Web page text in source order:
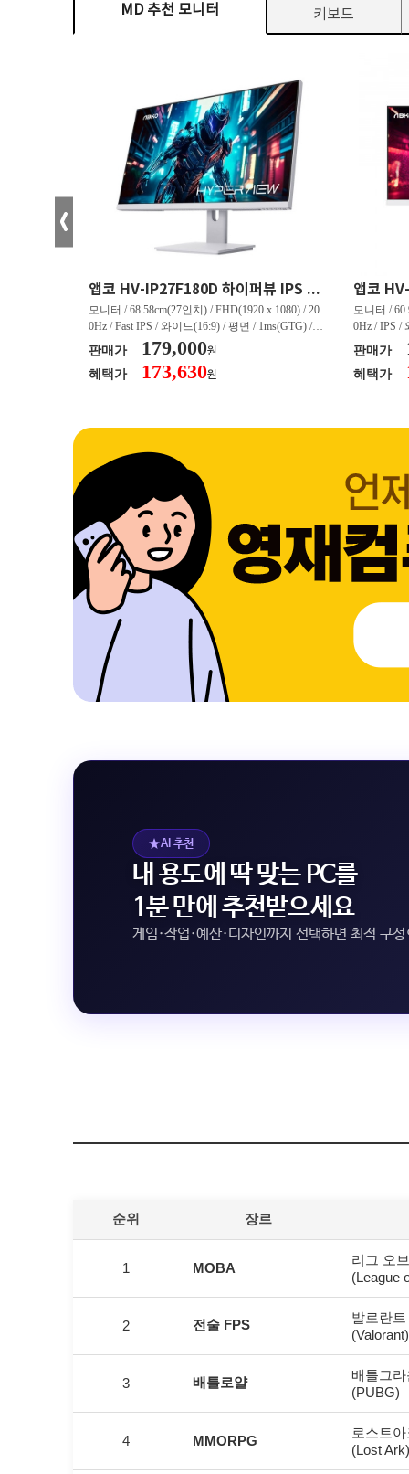
MD 추천 모니터 키보드
앱코 HV-IP27F180D 하이퍼뷰 IPS FHD 200 HDR 무결점
모니터 / 68.58cm(27인치) / FHD(1920 x 1080) / 20
0Hz / Fast IPS / 와이드(16:9) / 평면 / 1ms(GTG) / 3
50nit / 1,000:1 / 헤드폰 아웃 / LED 조명 / 틸트(상
하) / 6kg / [색상영역] / sRGB:128% / Adobe RGB:8
5% / DCI-P3:91% / NTSC:90% / [게임특화] / 조준
판매가 179,000원
혜택가 173,630원
모니터 /
0Hz / IPS /
50nit /
하) / 4.9kg
80% / DCI-
판매가
혜택가
AI 추천
내 용도에 딱 맞는 PC를
1분 만에 추천받으세요
게임·작업·예산·디자인까지 선택하면 최적 구
순위 장르
1 MOBA
리그 오
(League
2 전술 FPS
발로란트
(Valorant)
3 배틀로얄
배틀그
(PUBG)
4 MMORPG
로스트
(Lost Ark)